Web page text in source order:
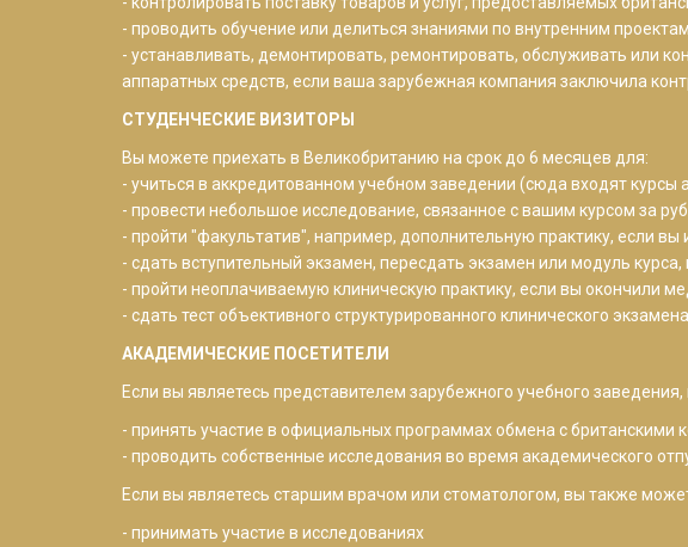
- проводить обучение или делиться знаниями по внутренним
- устанавливать, демонтировать, ремонтировать, обслуживать или
аппаратных средств, если ваша зарубежная компания заключила
СТУДЕНЧЕСКИЕ ВИЗИТОРЫ
Вы можете приехать в Великобританию на срок до 6 месяцев для:
- учиться в аккредитованном учебном заведении (сюда входят курсы
- провести небольшое исследование, связанное с вашим курсом за
- пройти "факультатив", например, дополнительную практику, если
- сдать вступительный экзамен, пересдать экзамен или модуль
- пройти неоплачиваемую клиническую практику, если вы окончили
- сдать тест объективного структурированного клинического
АКАДЕМИЧЕСКИЕ ПОСЕТИТЕЛИ
Если вы являетесь представителем зарубежного учебного
- принять участие в официальных программах обмена с британскими
- проводить собственные исследования во время академического
Если вы являетесь старшим врачом или стоматологом, вы также
- принимать участие в исследованиях